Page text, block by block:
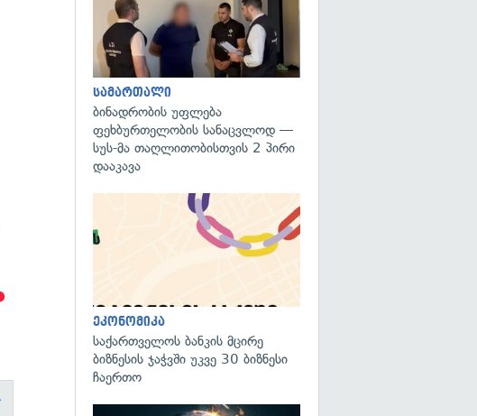
სამართალი
ბინადრობის უფლება
ფეხბურთელობის სანაცვლოდ —
სუს-მა თაღლითობისთვის 2 პირი
დააკავა
ეკონომიკა
საქართველოს ბანკის მცირე
ბიზნესის ჯაჭვში უკვე 30 ბიზნესი
ჩაერთო